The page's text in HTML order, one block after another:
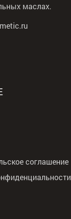
маслах.
соглашение